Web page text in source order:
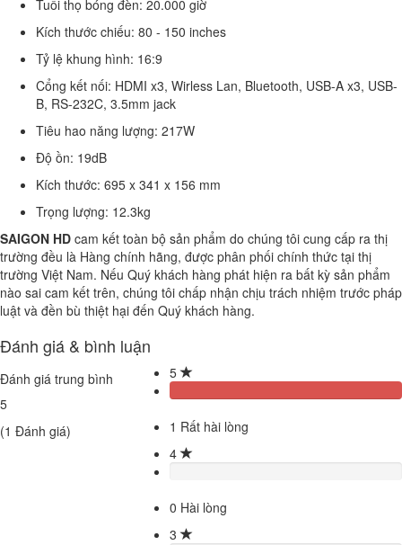
Tuổi thọ bóng đèn: 20.000 giờ
Kích thước chiếu: 80 - 150 inches
Tỷ lệ khung hình: 16:9
Cổng kết nối: HDMI x3, Wirless Lan, Bluetooth, USB-A x3, USB-
B, RS-232C, 3.5mm jack
Tiêu hao năng lượng: 217W
Độ ồn: 19dB
Kích thước: 695 x 341 x 156 mm
Trọng lượng: 12.3kg
SAIGON HD cam kết toàn bộ sản phẩm do chúng tôi cung cấp ra thị
trường đều là Hàng chính hãng, được phân phối chính thức tại thị
trường Việt Nam. Nếu Quý khách hàng phát hiện ra bất kỳ sản phẩm
nào sai cam kết trên, chúng tôi chấp nhận chịu trách nhiệm trước pháp
luật và đền bù thiệt hại đến Quý khách hàng.
Đánh giá & bình luận
Đánh giá trung bình
5
(1 Đánh giá)
5
1 Rất hài lòng
4
0 Hài lòng
3